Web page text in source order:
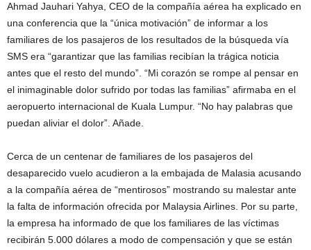
Ahmad Jauhari Yahya, CEO de la compañía aérea ha explicado en
una conferencia que la “única motivación” de informar a los
familiares de los pasajeros de los resultados de la búsqueda vía
SMS era “garantizar que las familias recibían la trágica noticia
antes que el resto del mundo”. “Mi corazón se rompe al pensar en
el inimaginable dolor sufrido por todas las familias” afirmaba en el
aeropuerto internacional de Kuala Lumpur. “No hay palabras que
puedan aliviar el dolor”. Añade.
Cerca de un centenar de familiares de los pasajeros del
desaparecido vuelo acudieron a la embajada de Malasia acusando
a la compañía aérea de “mentirosos” mostrando su malestar ante
la falta de información ofrecida por Malaysia Airlines. Por su parte,
la empresa ha informado de que los familiares de las víctimas
recibirán 5.000 dólares a modo de compensación y que se están